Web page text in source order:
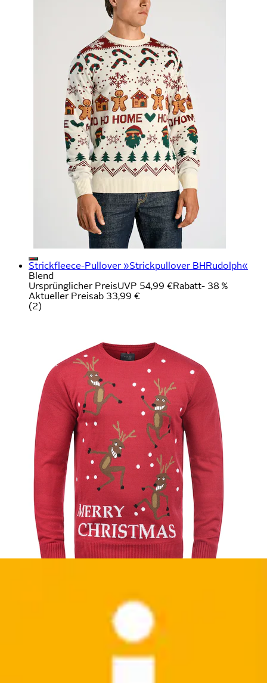
Strickfleece-Pullover »Strickpullover BHRudolph«
Blend
Ursprünglicher PreisUVP 54,99 €Rabatt- 38 %
Aktueller Preisab 33,99 €
(2)
Rundhalspullover »Pullover TORE«
52,99 €